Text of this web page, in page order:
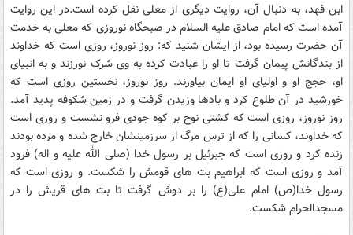
ابن فهد، به دنبال آن، روايت ديگرى از معلى نقل کرده است.در اين روايت
آمده است که امام صادق عليه السلام در صبحگاه نوروزى که معلى به خدمت
آن حضرت رسيده بود، از ايشان شنيد که: روز نوروز، روزى است که خداوند
از بندگانش پيمان گرفت تا او را عبادت کرده به وى شرک نورزند و به انبياى
او، حجج او و اولياى او ايمان بياورند. روز نوروز، نخستين روزى است که
خورشيد در آن طلوع کرد و بادها وزيدن گرفت و در زمين شکوفه پديد آمد.
روز نوروز، روزى است که کشتى نوح بر کوه جودى فرو نشست و روزى است
که خداوند، کسانى را که از ترس مرگ از سرزمينشان خارج شده و مرده بودند
زنده کرد و روزى است که جبرئيل بر رسول خدا (صلى الله عليه و اله) فرود
آمد و روزى است که ابراهيم بت هاى قومش را شکست. و روزى است که
رسول خدا(ص) امام على(ع) را بر دوش گرفت تا بت هاى قريش را در
مسجدالحرام شکست.